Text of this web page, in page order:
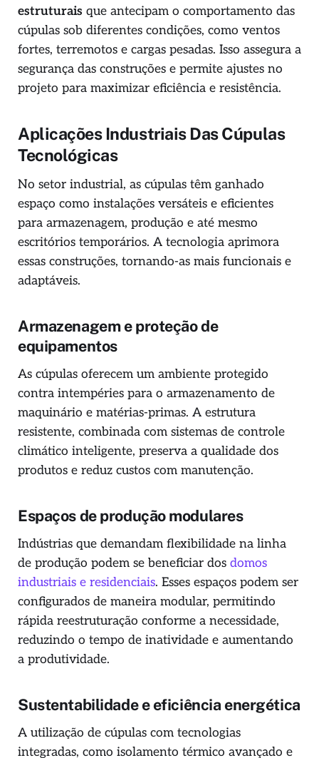
estruturais que antecipam o comportamento das
cúpulas sob diferentes condições, como ventos
fortes, terremotos e cargas pesadas. Isso assegura a
segurança das construções e permite ajustes no
projeto para maximizar eficiência e resistência.
Aplicações Industriais Das Cúpulas
Tecnológicas
No setor industrial, as cúpulas têm ganhado
espaço como instalações versáteis e eficientes
para armazenagem, produção e até mesmo
escritórios temporários. A tecnologia aprimora
essas construções, tornando-as mais funcionais e
adaptáveis.
Armazenagem e proteção de
equipamentos
As cúpulas oferecem um ambiente protegido
contra intempéries para o armazenamento de
maquinário e matérias-primas. A estrutura
resistente, combinada com sistemas de controle
climático inteligente, preserva a qualidade dos
produtos e reduz custos com manutenção.
Espaços de produção modulares
Indústrias que demandam flexibilidade na linha
de produção podem se beneficiar dos domos
industriais e residenciais. Esses espaços podem ser
configurados de maneira modular, permitindo
rápida reestruturação conforme a necessidade,
reduzindo o tempo de inatividade e aumentando
a produtividade.
Sustentabilidade e eficiência energética
A utilização de cúpulas com tecnologias
integradas, como isolamento térmico avançado e